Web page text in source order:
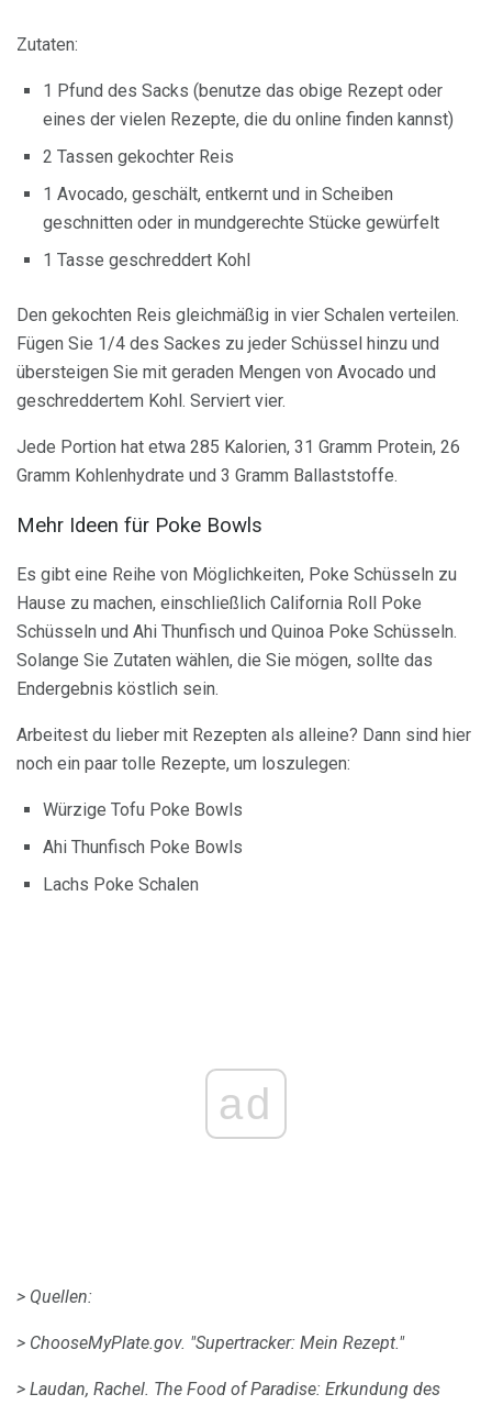
Zutaten:
1 Pfund des Sacks (benutze das obige Rezept oder
eines der vielen Rezepte, die du online finden kannst)
2 Tassen gekochter Reis
1 Avocado, geschält, entkernt und in Scheiben
geschnitten oder in mundgerechte Stücke gewürfelt
1 Tasse geschreddert Kohl
Den gekochten Reis gleichmäßig in vier Schalen verteilen.
Fügen Sie 1/4 des Sackes zu jeder Schüssel hinzu und
übersteigen Sie mit geraden Mengen von Avocado und
geschreddertem Kohl. Serviert vier.
Jede Portion hat etwa 285 Kalorien, 31 Gramm Protein, 26
Gramm Kohlenhydrate und 3 Gramm Ballaststoffe.
Mehr Ideen für Poke Bowls
Es gibt eine Reihe von Möglichkeiten, Poke Schüsseln zu
Hause zu machen, einschließlich California Roll Poke
Schüsseln und Ahi Thunfisch und Quinoa Poke Schüsseln.
Solange Sie Zutaten wählen, die Sie mögen, sollte das
Endergebnis köstlich sein.
Arbeitest du lieber mit Rezepten als alleine? Dann sind hier
noch ein paar tolle Rezepte, um loszulegen:
Würzige Tofu Poke Bowls
Ahi Thunfisch Poke Bowls
Lachs Poke Schalen
ad
> Quellen:
> ChooseMyPlate.gov. "Supertracker: Mein Rezept."
> Laudan, Rachel. The Food of Paradise: Erkundung des